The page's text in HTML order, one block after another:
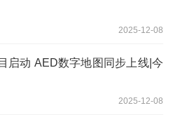
2025-12-08
启动 AED数字地图同步上线|今
2025-12-08